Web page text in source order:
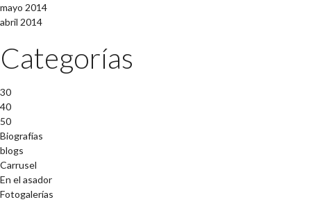
mayo 2014
abril 2014
Categorías
30
40
50
Biografías
blogs
Carrusel
En el asador
Fotogalerías